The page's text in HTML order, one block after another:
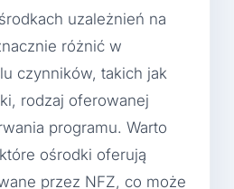
uzależnień na
różnić w
czynników, takich jak
rodzaj oferowanej
programu. Warto
ośrodki oferują
przez NFZ, co może